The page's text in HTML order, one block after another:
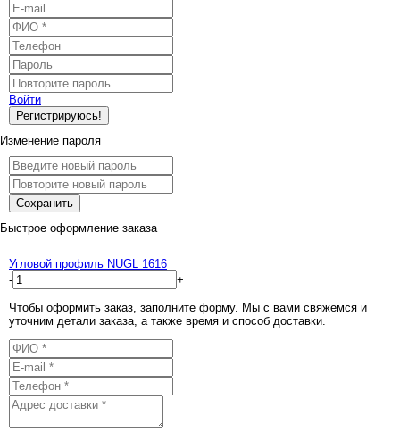
Войти
Регистрируюсь!
Изменение пароля
Сохранить
Быстрое оформление заказа
Угловой профиль NUGL 1616
-
+
Чтобы оформить заказ, заполните форму. Мы с вами свяжемся и
уточним детали заказа, а также время и способ доставки.